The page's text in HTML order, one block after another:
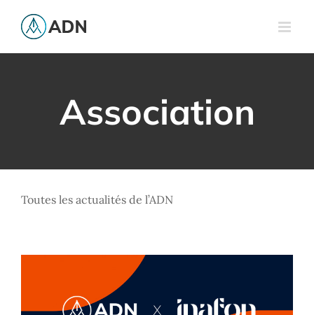
Association
Toutes les actualités de l’ADN
Découvrez gratuitement la